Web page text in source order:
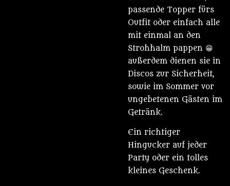
passende Topper fürs
Outfit oder einfach alle
mit einmal an den
Strohhalm pappen 😁
außerdem dienen sie in
Discos zur Sicherheit,
sowie im Sommer vor
ungebetenen Gästen im
Getränk.
Ein richtiger
Hingucker auf jeder
Party oder ein tolles
kleines Geschenk.